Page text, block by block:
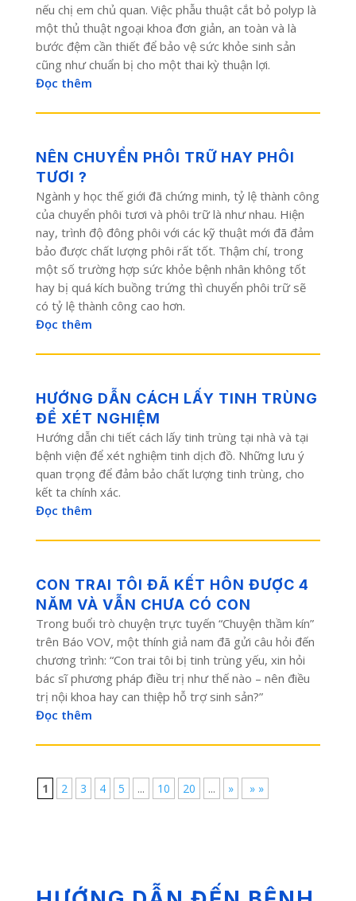
nếu chị em chủ quan. Việc phẫu thuật cắt bỏ polyp là
một thủ thuật ngoại khoa đơn giản, an toàn và là
bước đệm cần thiết để bảo vệ sức khỏe sinh sản
cũng như chuẩn bị cho một thai kỳ thuận lợi.
Đọc thêm
NÊN CHUYỂN PHÔI TRỮ HAY PHÔI
TƯƠI ?
Ngành y học thế giới đã chứng minh, tỷ lệ thành công
của chuyển phôi tươi và phôi trữ là như nhau. Hiện
nay, trình độ đông phôi với các kỹ thuật mới đã đảm
bảo được chất lượng phôi rất tốt. Thậm chí, trong
một số trường hợp sức khỏe bệnh nhân không tốt
hay bị quá kích buồng trứng thì chuyển phôi trữ sẽ
có tỷ lệ thành công cao hơn.
Đọc thêm
HƯỚNG DẪN CÁCH LẤY TINH TRÙNG
ĐỂ XÉT NGHIỆM
Hướng dẫn chi tiết cách lấy tinh trùng tại nhà và tại
bệnh viện để xét nghiệm tinh dịch đồ. Những lưu ý
quan trọng để đảm bảo chất lượng tinh trùng, cho
kết ta chính xác.
Đọc thêm
CON TRAI TÔI ĐÃ KẾT HÔN ĐƯỢC 4
NĂM VÀ VẪN CHƯA CÓ CON
Trong buổi trò chuyện trực tuyến “Chuyện thầm kín”
trên Báo VOV, một thính giả nam đã gửi câu hỏi đến
chương trình: “Con trai tôi bị tinh trùng yếu, xin hỏi
bác sĩ phương pháp điều trị như thế nào – nên điều
trị nội khoa hay can thiệp hỗ trợ sinh sản?”
Đọc thêm
1 2 3 4 5 ... 10 20 ... » » »